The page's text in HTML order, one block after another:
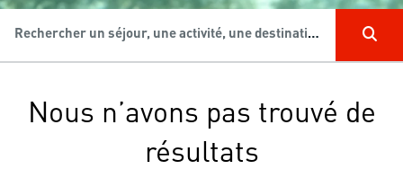
Rechercher un séjour, une activité, une destination...
Nous n’avons pas trouvé de
résultats